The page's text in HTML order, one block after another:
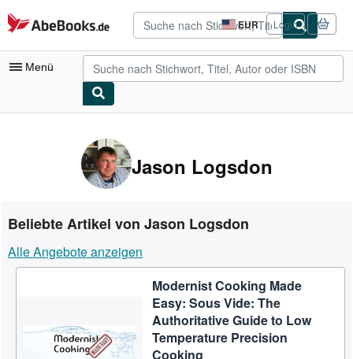
Zum Hauptinhalt
AbeBooks.de EUR
Seite
der
Einkaufseinstellungen.
Login
Menü
Meine Bestellungen
Kunst & Sammlerstücke
Jason Logsdon
Beliebte Artikel von Jason Logsdon
Alle Angebote anzeigen
Modernist Cooking Made
Easy: Sous Vide: The
Authoritative Guide to Low
Temperature Precision
Cooking